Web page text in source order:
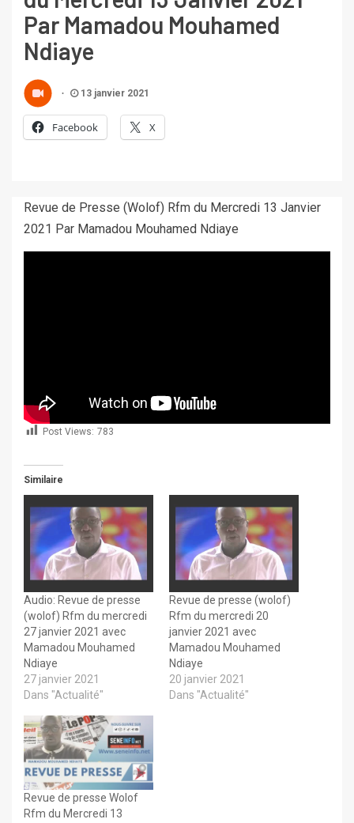
Par Mamadou Mouhamed
Ndiaye
13 janvier 2021
Facebook X
Revue de Presse (Wolof) Rfm du Mercredi 13 Janvier
2021 Par Mamadou Mouhamed Ndiaye
Post Views: 783
Similaire
Audio: Revue de presse
(wolof) Rfm du mercredi
27 janvier 2021 avec
Mamadou Mouhamed
Ndiaye
27 janvier 2021
Dans "Actualité"
Revue de presse (wolof)
Rfm du mercredi 20
janvier 2021 avec
Mamadou Mouhamed
Ndiaye
20 janvier 2021
Dans "Actualité"
Revue de presse Wolof
Rfm du Mercredi 13